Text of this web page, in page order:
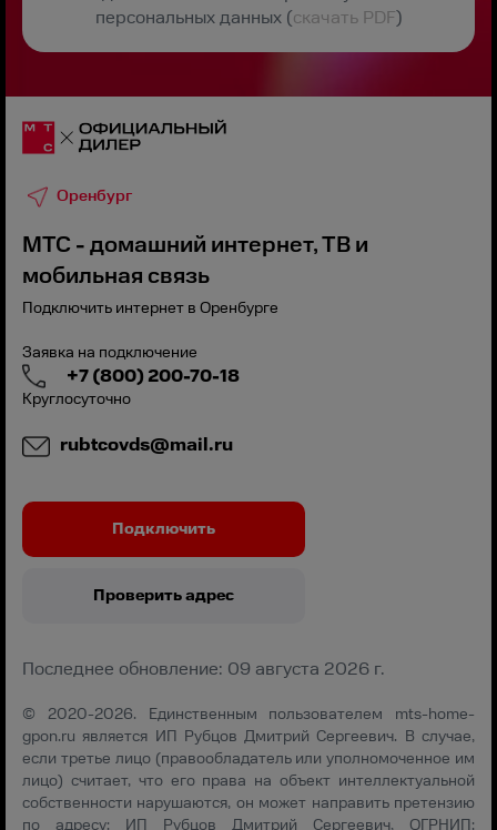
персональных данных (скачать PDF)
Оренбург
МТС - домашний интернет, ТВ и
мобильная связь
Подключить интернет в Оренбурге
Заявка на подключение
+7 (800) 200-70-18
Круглосуточно
rubtcovds@mail.ru
Подключить
Проверить адрес
Последнее обновление: 09 августа 2026 г.
© 2020-2026. Единственным пользователем mts-home-
gpon.ru является ИП Рубцов Дмитрий Сергеевич. В случае,
если третье лицо (правообладатель или уполномоченное им
лицо) считает, что его права на объект интеллектуальной
собственности нарушаются, он может направить претензию
по адресу: ИП Рубцов Дмитрий Сергеевич, ОГРНИП: